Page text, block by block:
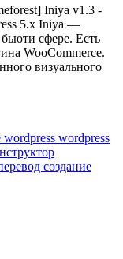
Iniya v1.3 -
5.x Iniya —
бьюти сфере. Есть
WooCommerce.
визуального
wordpress wordpress
создание